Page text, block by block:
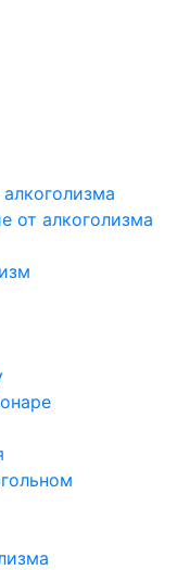
от алкоголизма